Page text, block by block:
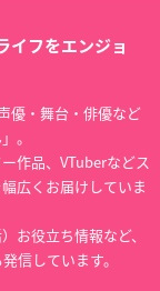
イフをエンジョ
優・舞台・俳優など
。
作品、VTuberなどス
広くお届けしていま
お役立ち情報など、
信しています。